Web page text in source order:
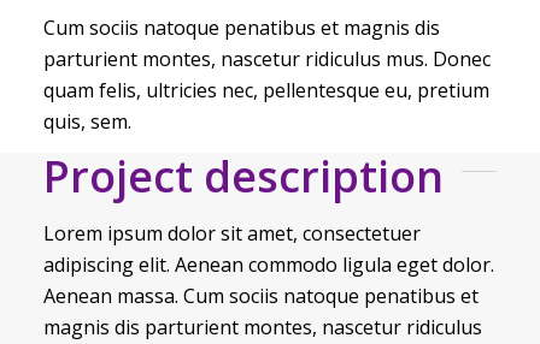
Cum sociis natoque penatibus et magnis dis
parturient montes, nascetur ridiculus mus. Donec
quam felis, ultricies nec, pellentesque eu, pretium
quis, sem.
Project description
Lorem ipsum dolor sit amet, consectetuer
adipiscing elit. Aenean commodo ligula eget dolor.
Aenean massa. Cum sociis natoque penatibus et
magnis dis parturient montes, nascetur ridiculus